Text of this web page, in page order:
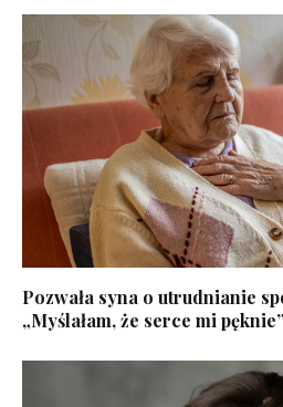
Pozwała syna o utrudnianie
„Myślałam, że serce mi pęknie”